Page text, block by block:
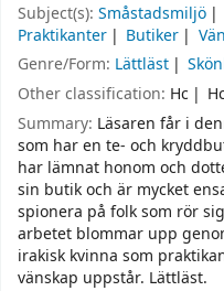
Subject(s): Småstadsmiljö
Praktikanter
Butiker
Genre/Form: Lättläst
Other classification: Hc
Summary: Läsaren får i
som har en te- och
har lämnat honom och
sin butik och är mycket
spionera på folk som rör
arbetet blommar upp
irakisk kvinna som
vänskap uppstår. Lättläst.